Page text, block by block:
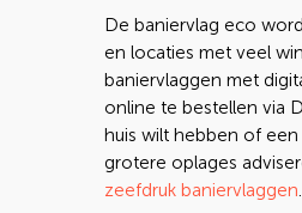
De baniervlag eco
en locaties met veel
baniervlaggen met
online te bestellen via
huis wilt hebben of
grotere oplages
zeefdruk baniervlaggen.